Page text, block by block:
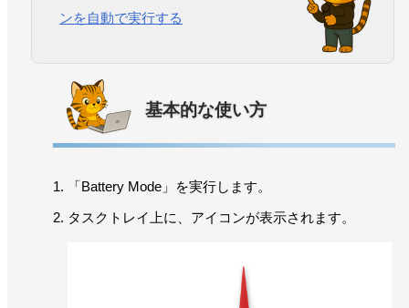
ンを自動で実行する
基本的な使い方
「Battery Mode」を実行します。
タスクトレイ上に、アイコンが表示されます。